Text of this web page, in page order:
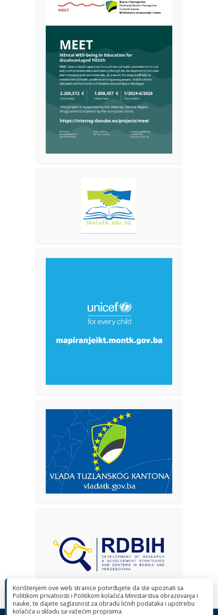
Korištenjem ove web stranice potvrđujete da ste upoznati sa
Politikom privatnosti i Politikom kolačića Ministarstva obrazovanja i
nauke, te dajete saglasnost za obradu ličnih podataka i upotrebu
kolačića u skladu sa važećim propisima.